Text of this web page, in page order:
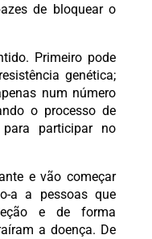
de bloquear o
Primeiro pode
genética;
num número
o processo de
para participar no
e vão começar
a a pessoas que
e de forma
a doença. De